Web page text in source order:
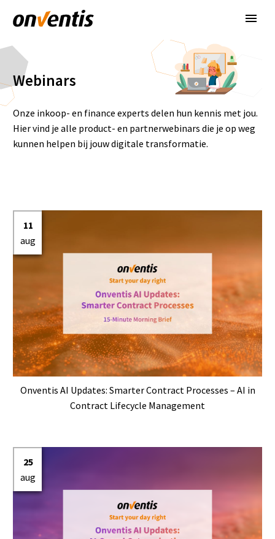
Webinars
Onze inkoop- en finance experts delen hun kennis met jou.
Hier vind je alle product- en partnerwebinars die je op weg
kunnen helpen bij jouw digitale transformatie.
11
aug
Onventis AI Updates: Smarter Contract Processes – AI in
Contract Lifecycle Management
25
aug